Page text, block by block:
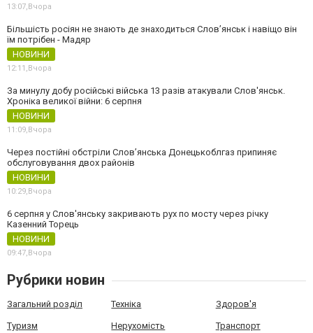
13:07,Вчора
Більшість росіян не знають де знаходиться Слов’янськ і навіщо він
їм потрібен - Мадяр
НОВИНИ
12:11,Вчора
За минулу добу російські війська 13 разів атакували Слов'янськ.
Хроніка великої війни: 6 серпня
НОВИНИ
11:09,Вчора
Через постійні обстріли Слов’янська Донецькоблгаз припиняє
обслуговування двох районів
НОВИНИ
10:29,Вчора
6 серпня у Слов'янську закривають рух по мосту через річку
Казенний Торець
НОВИНИ
09:47,Вчора
Рубрики новин
Загальний розділ Техніка Здоров'я
Туризм Нерухомість Транспорт